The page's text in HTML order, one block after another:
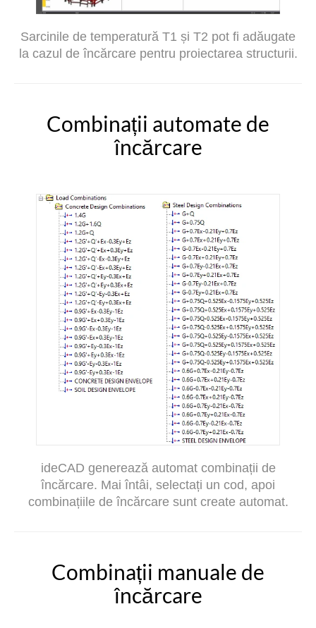
Sarcinile de temperatură T1 și T2 pot fi adăugate
la cazul de încărcare pentru proiectarea structurii.
Combinații automate de
încărcare
ideCAD generează automat combinații de
încărcare. Mai întâi, selectați un cod, apoi
combinațiile de încărcare sunt create automat.
Combinații manuale de
încărcare